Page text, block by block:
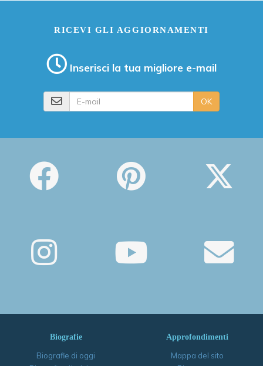
RICEVI GLI AGGIORNAMENTI
Inserisci la tua migliore e-mail
OK
Biografie
Biografie di oggi
Approfondimenti
Mappa del sito